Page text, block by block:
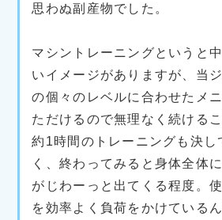
思わぬ副産物でした。
マシントレーニングというと
いイメージがありますが、当
の個々のレベルに合わせたメ
ただけるので無理なく続ける
約1時間のトレーニングも決し
く、終わってみると身体全体
がじわーっと出てくる程度。
を効率よく負荷をかけている